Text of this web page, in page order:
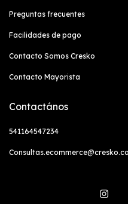
Preguntas frecuentes
Facilidades de pago
Contacto Somos Cresko
Contacto Mayorista
Contactános
541164547234